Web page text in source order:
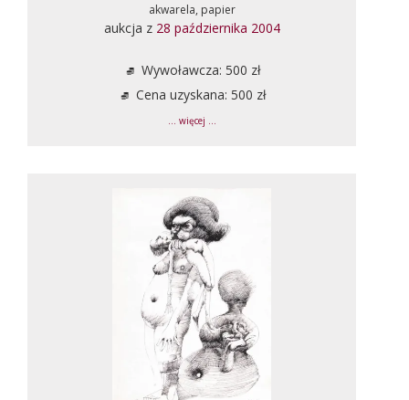
akwarela, papier
aukcja z 28 października 2004
Wywoławcza: 500 zł
Cena uzyskana: 500 zł
... więcej ...